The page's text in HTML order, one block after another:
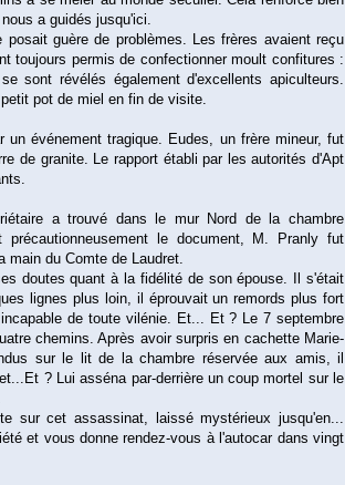
a guidés jusqu'ici.
posait guère de problèmes. Les frères avaient reçu
toujours permis de confectionner moult confitures :
sont révélés également d'excellents apiculteurs.
pot de miel en fin de visite.
un événement tragique. Eudes, un frère mineur, fut
de granite. Le rapport établi par les autorités d'Apt
a trouvé dans le mur Nord de la chambre
le document, M. Pranly fut
du Comte de Laudret.
doutes quant à la fidélité de son épouse. Il s'était
lignes plus loin, il éprouvait un remords plus fort
de toute vilénie. Et... Et ? Le 7 septembre
chemins. Après avoir surpris en cachette Marie-
sur le lit de la chambre réservée aux amis, il
? Lui asséna par-derrière un coup mortel sur le
sur cet assassinat, laissé mystérieux jusqu'en...
et vous donne rendez-vous à l'autocar dans vingt